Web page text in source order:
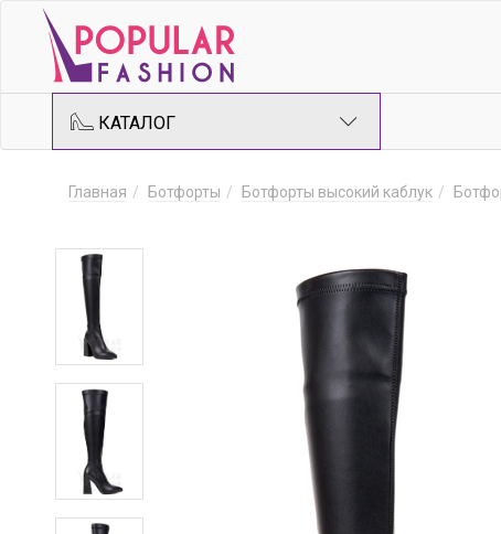
КАТАЛОГ
Главная Ботфорты Ботфорты высокий каблук